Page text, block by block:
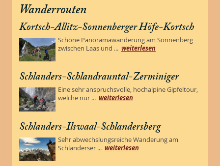
Wanderrouten
Kortsch-Allitz-Sonnenberger Höfe-Kortsch
Schöne Panoramawanderung am Sonnenberg
zwischen Laas und ... weiterlesen
Schlanders-Schlandrauntal-Zerminiger
Eine sehr anspruchsvolle, hochalpine Gipfeltour,
welche nur ... weiterlesen
Schlanders-Ilswaal-Schlandersberg
Sehr abwechslungsreiche Wanderung am
Schlanderser ... weiterlesen